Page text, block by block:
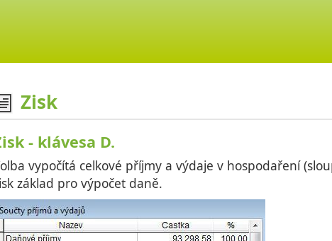
Zisk
- klávesa D.
vypočítá celkové příjmy a výdaje v hospodaření
základ pro výpočet daně.